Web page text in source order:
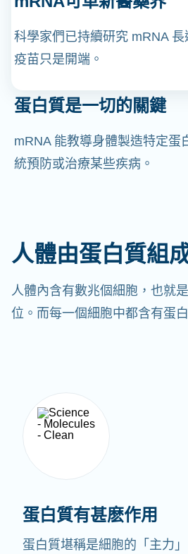
科學家們已持續研究 mRNA
疫苗只是開端。
蛋白質是一切的關鍵
mRNA 能教導身體製造特定蛋
統預防或治療某些疾病。
人體由蛋白質組
人體內含有數兆個細胞，也就
位。而每一個細胞中都含有蛋白
蛋白質有甚麽作用
蛋白質堪稱是細胞的「主力